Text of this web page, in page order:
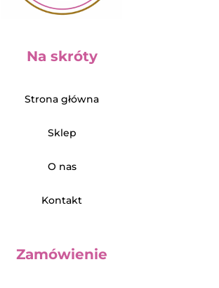
Na skróty
Strona główna
Sklep
O nas
Kontakt
Zamówienie